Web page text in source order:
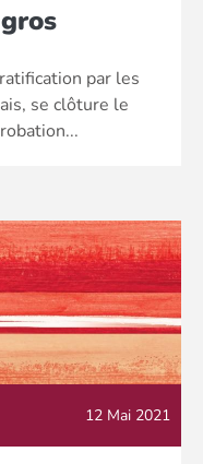
par les
se clôture le
12 Mai 2021